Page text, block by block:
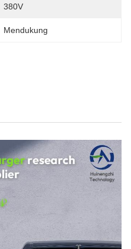
380V
Mendukung